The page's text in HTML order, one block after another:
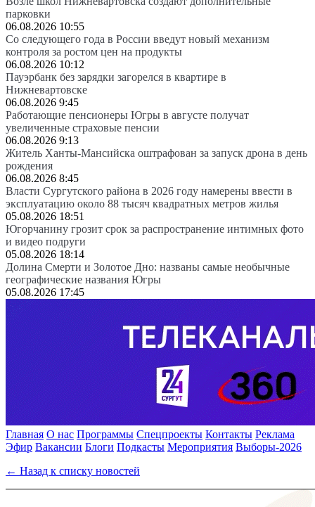
парковки
06.08.2026 10:55
Со следующего года в России введут новый механизм
контроля за ростом цен на продукты
06.08.2026 10:12
Пауэрбанк без зарядки загорелся в квартире в
Нижневартовске
06.08.2026 9:45
Работающие пенсионеры Югры в августе получат
увеличенные страховые пенсии
06.08.2026 9:13
Житель Ханты-Мансийска оштрафован за запуск дрона в день
рождения
06.08.2026 8:45
Власти Сургутского района в 2026 году намерены ввести в
эксплуатацию около 88 тысяч квадратных метров жилья
05.08.2026 18:51
Югорчанину грозит срок за распространение интимных фото
и видео подруги
05.08.2026 18:14
Долина Смерти и Золотое Дно: названы самые необычные
географические названия Югры
05.08.2026 17:45
Главная О нас Программы Спецпроекты Контакты Реклама
Эфир Вакансии Блоги Подкасты Мероприятия Выборы-2026
← Назад к списку новостей